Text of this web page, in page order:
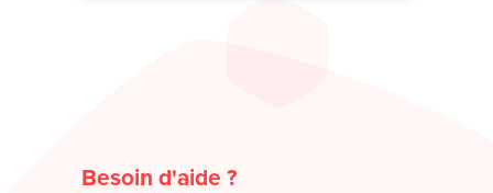
Besoin d'aide ?